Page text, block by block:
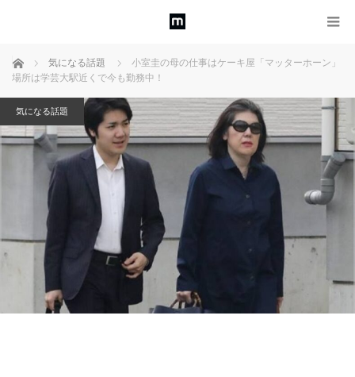
ホーム 気になる話題
小室圭の母の仕事はケーキ屋「マッターホーン」
場所は学芸大駅近くで今も勤務中！
気になる話題